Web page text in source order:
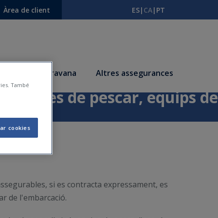
Àrea de client ES| CA| PT
Autocaravana Altres assegurances
de pescar, equips de
si es contracta expressament, es
de l'embarcació.
També
cookies